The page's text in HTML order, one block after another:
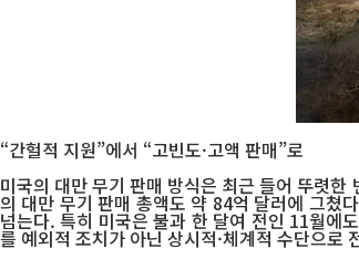
“간헐적 지원”에서 “고빈도·고액 판매”로
미국의 대만 무기 판매 방식은 최근 들어 뚜렷
의 대만 무기 판매 총액도 약 84억 달러에 그쳤
넘는다. 특히 미국은 불과 한 달여 전인 11월에
를 예외적 조치가 아닌 상시적·체계적 수단으로